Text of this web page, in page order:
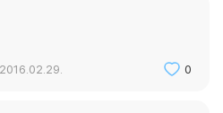
2016.02.29. 0